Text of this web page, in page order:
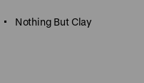
Nothing But Clay